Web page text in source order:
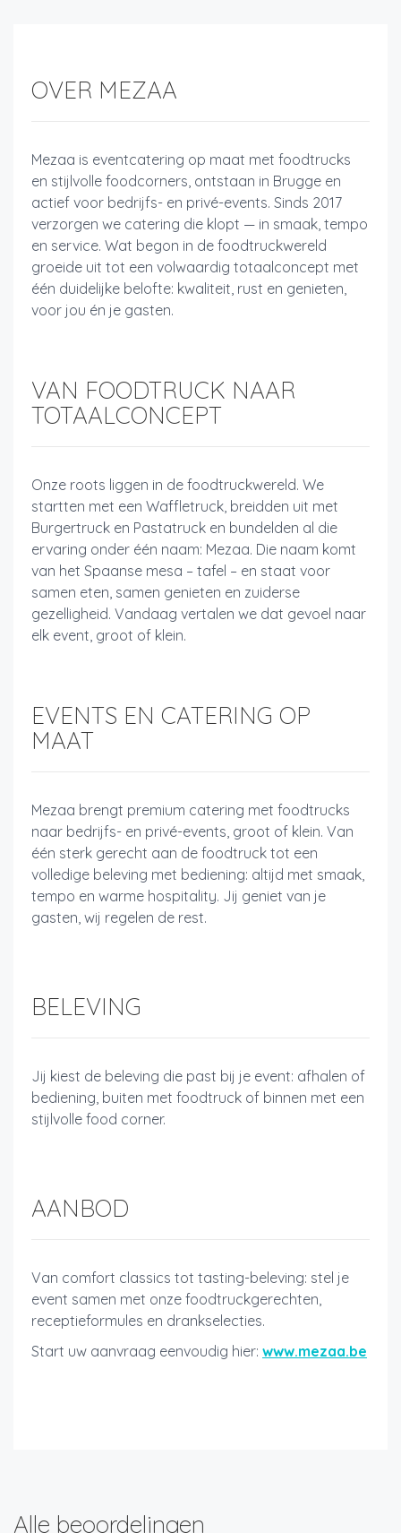
OVER MEZAA
Mezaa is eventcatering op maat met foodtrucks
en stijlvolle foodcorners, ontstaan in Brugge en
actief voor bedrijfs- en privé-events. Sinds 2017
verzorgen we catering die klopt — in smaak, tempo
en service. Wat begon in de foodtruckwereld
groeide uit tot een volwaardig totaalconcept met
één duidelijke belofte: kwaliteit, rust en genieten,
voor jou én je gasten.
VAN FOODTRUCK NAAR
TOTAALCONCEPT
Onze roots liggen in de foodtruckwereld. We
startten met een Waffletruck, breidden uit met
Burgertruck en Pastatruck en bundelden al die
ervaring onder één naam: Mezaa. Die naam komt
van het Spaanse mesa – tafel – en staat voor
samen eten, samen genieten en zuiderse
gezelligheid. Vandaag vertalen we dat gevoel naar
elk event, groot of klein.
EVENTS EN CATERING OP
MAAT
Mezaa brengt premium catering met foodtrucks
naar bedrijfs- en privé-events, groot of klein. Van
één sterk gerecht aan de foodtruck tot een
volledige beleving met bediening: altijd met smaak,
tempo en warme hospitality. Jij geniet van je
gasten, wij regelen de rest.
BELEVING
Jij kiest de beleving die past bij je event: afhalen of
bediening, buiten met foodtruck of binnen met een
stijlvolle food corner.
AANBOD
Van comfort classics tot tasting-beleving: stel je
event samen met onze foodtruckgerechten,
receptieformules en drankselecties.
Start uw aanvraag eenvoudig hier: www.mezaa.be
Alle beoordelingen